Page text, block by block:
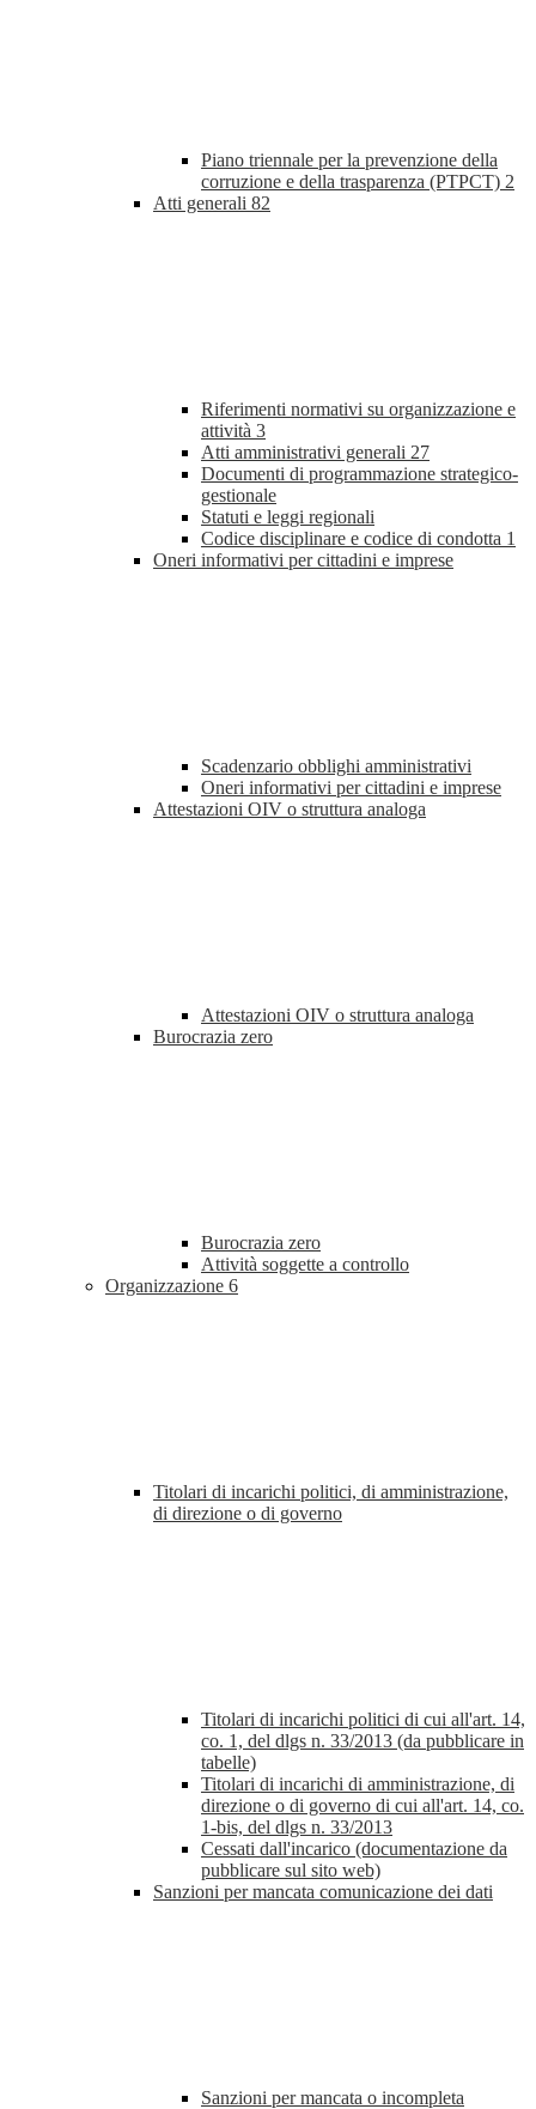
Piano triennale per la prevenzione della
corruzione e della trasparenza (PTPCT) 2
Atti generali 82
Riferimenti normativi su organizzazione e
attività 3
Atti amministrativi generali 27
Documenti di programmazione strategico-
gestionale
Statuti e leggi regionali
Codice disciplinare e codice di condotta 1
Oneri informativi per cittadini e imprese
Scadenzario obblighi amministrativi
Oneri informativi per cittadini e imprese
Attestazioni OIV o struttura analoga
Attestazioni OIV o struttura analoga
Burocrazia zero
Burocrazia zero
Attività soggette a controllo
Organizzazione 6
Titolari di incarichi politici, di amministrazione,
di direzione o di governo
Titolari di incarichi politici di cui all'art. 14,
co. 1, del dlgs n. 33/2013 (da pubblicare in
tabelle)
Titolari di incarichi di amministrazione, di
direzione o di governo di cui all'art. 14, co.
1-bis, del dlgs n. 33/2013
Cessati dall'incarico (documentazione da
pubblicare sul sito web)
Sanzioni per mancata comunicazione dei dati
Sanzioni per mancata o incompleta